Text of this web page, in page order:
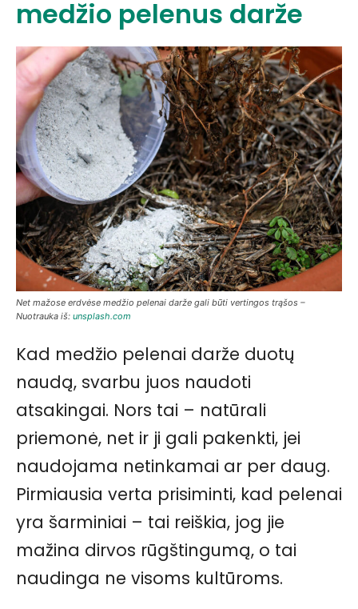
medžio pelenus darže
Net mažose erdvėse medžio pelenai darže gali būti vertingos trąšos –
Nuotrauka iš: unsplash.com
Kad medžio pelenai darže duotų
naudą, svarbu juos naudoti
atsakingai. Nors tai – natūrali
priemonė, net ir ji gali pakenkti, jei
naudojama netinkamai ar per daug.
Pirmiausia verta prisiminti, kad pelenai
yra šarminiai – tai reiškia, jog jie
mažina dirvos rūgštingumą, o tai
naudinga ne visoms kultūroms.